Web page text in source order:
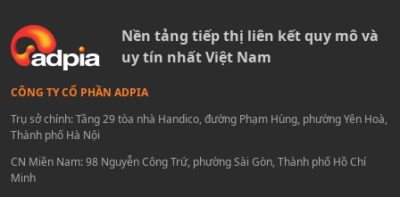
Nền tảng tiếp thị liên kết quy mô và
uy tín nhất Việt Nam
CÔNG TY CỔ PHẦN ADPIA
Trụ sở chính: Tầng 29 tòa nhà Handico, đường Phạm Hùng, phường Yên Hoà,
Thành phố Hà Nội
CN Miền Nam: 98 Nguyễn Công Trứ, phường Sài Gòn, Thành phố Hồ Chí
Minh